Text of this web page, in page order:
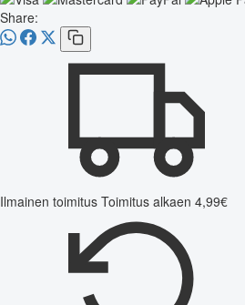
Share:
Ilmainen toimitus Toimitus alkaen 4,99€